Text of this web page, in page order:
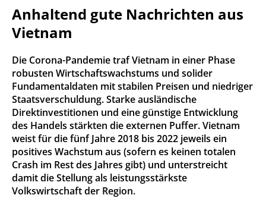
Anhaltend gute Nachrichten aus
Vietnam
Die Corona-Pandemie traf Vietnam in einer Phase
robusten Wirtschaftswachstums und solider
Fundamentaldaten mit stabilen Preisen und niedriger
Staatsverschuldung. Starke ausländische
Direktinvestitionen und eine günstige Entwicklung
des Handels stärkten die externen Puffer. Vietnam
weist für die fünf Jahre 2018 bis 2022 jeweils ein
positives Wachstum aus (sofern es keinen totalen
Crash im Rest des Jahres gibt) und unterstreicht
damit die Stellung als leistungsstärkste
Volkswirtschaft der Region.